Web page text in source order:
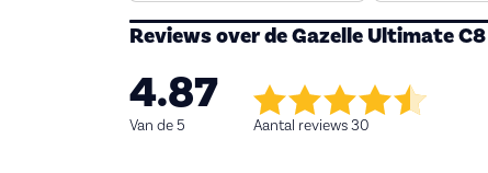
Reviews over de Gazelle Ultimate
4.87
Van de 5 Aantal reviews 30